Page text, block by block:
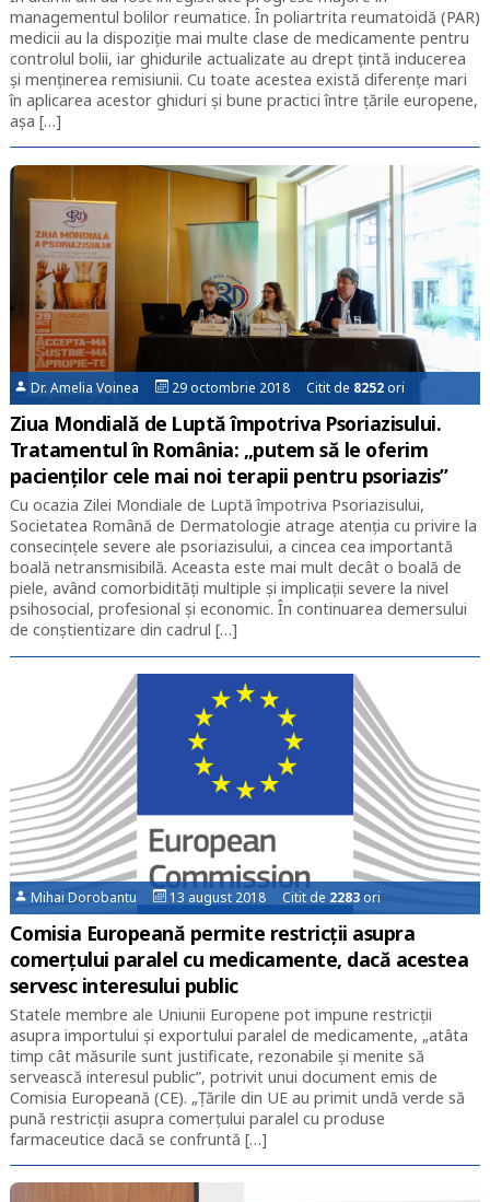
managementul bolilor reumatice. În poliartrita reumatoidă (PAR)
medicii au la dispoziție mai multe clase de medicamente pentru
controlul bolii, iar ghidurile actualizate au drept țintă inducerea
și menținerea remisiunii. Cu toate acestea există diferențe mari
în aplicarea acestor ghiduri și bune practici între țările europene,
așa […]
Dr. Amelia Voinea 29 octombrie 2018 Citit de 8252ori
Ziua Mondială de Luptă împotriva Psoriazisului.
Tratamentul în România: „putem să le oferim
pacienţilor cele mai noi terapii pentru psoriazis”
Cu ocazia Zilei Mondiale de Luptă împotriva Psoriazisului,
Societatea Română de Dermatologie atrage atenția cu privire la
consecinţele severe ale psoriazisului, a cincea cea importantă
boală netransmisibilă. Aceasta este mai mult decât o boală de
piele, având comorbidităţi multiple şi implicaţii severe la nivel
psihosocial, profesional şi economic. În continuarea demersului
de conştientizare din cadrul […]
Mihai Dorobantu 13 august 2018 Citit de 2283ori
Comisia Europeană permite restricții asupra
comerțului paralel cu medicamente, dacă acestea
servesc interesului public
Statele membre ale Uniunii Europene pot impune restricții
asupra importului și exportului paralel de medicamente, „atâta
timp cât măsurile sunt justificate, rezonabile și menite să
servească interesul public”, potrivit unui document emis de
Comisia Europeană (CE). „Țările din UE au primit undă verde să
pună restricții asupra comerțului paralel cu produse
farmaceutice dacă se confruntă […]